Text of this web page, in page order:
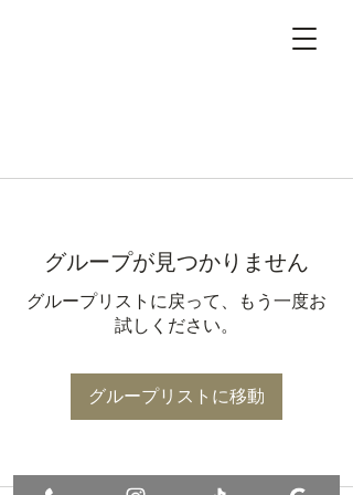
グループが見つかりません
グループリストに戻って、もう一度お
試しください。
グループリストに移動